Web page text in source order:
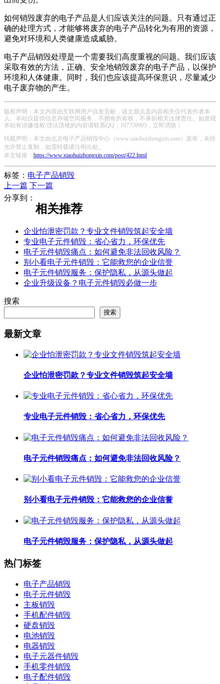
如何销毁废弃的电子产品是人们应该关注的问题。只有通过正
确的处理方式，才能够将废弃的电子产品转化为有用的资源，
避免对环境和人类健康造成威胁。
电子产品销毁处理是一个需要我们高度重视的问题。我们应该
采取有效的方法，正确、安全地销毁废弃的电子产品，以保护
环境和人体健康。同时，我们也应该提高环保意识，尽量减少
电子废弃物的产生。
版权声明：本文内容由互联网用户自发贡献，该文观点及内容相关仅代表作者本
人。本站仅提供信息存储空间服务，不拥有所有权，不承担相关法律责任。如发现
本站有涉嫌侵权/违法违规的内容请联系QQ：107759983，立即清除！
转载声明：本文由北京电子产品销毁中心（www.xiaohuizhongxin.com）发布，未经
允许禁止复制，如需转载请注明出处。
本文链接： https://www.xiaohuizhongxin.com/post/422.html
标签： 电子产品销毁
上一篇 下一篇
分享到：
相关推荐
企业怕泄密罚款？专业文件销毁筑起安全墙
专业电子元件销毁：省心省力，环保优先
电子元件销毁痛点：如何避免非法回收风险？
别小看电子元件销毁：它能救您的企业信誉
电子元件销毁服务：保护隐私，从源头做起
企业升级设备？电子元件销毁必做一步
搜索
搜索
最新文章
企业怕泄密罚款？专业文件销毁筑起安全墙
专业电子元件销毁：省心省力，环保优先
电子元件销毁痛点：如何避免非法回收风险？
别小看电子元件销毁：它能救您的企业信誉
电子元件销毁服务：保护隐私，从源头做起
热门标签
电子产品销毁
电子元件销毁
主板销毁
手机配件销毁
硬盘销毁
电池销毁
电器销毁
电子元器件销毁
手机零件销毁
电子配件销毁